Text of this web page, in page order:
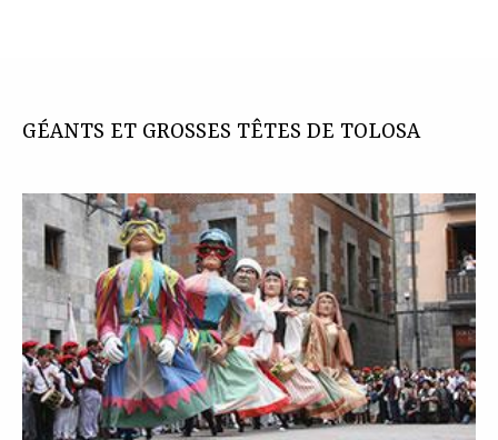
GÉANTS ET GROSSES TÊTES DE TOLOSA